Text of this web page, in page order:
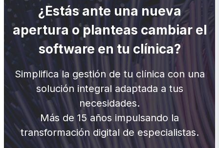
¿Estás ante una nueva
apertura o planteas cambiar el
software en tu clínica?
Simplifica la gestión de tu clínica con una
solución integral adaptada a tus
necesidades.
Más de 15 años impulsando la
transformación digital de especialistas.